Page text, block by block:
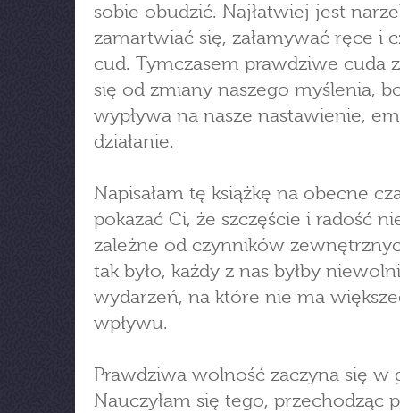
sobie obudzić. Najłatwiej jest
zamartwiać się, załamywać ręce i
cud. Tymczasem prawdziwe cuda
się od zmiany naszego myślenia,
wypływa na nasze nastawienie,
działanie.
Napisałam tę książkę na obecne
pokazać Ci, że szczęście i radość
zależne od czynników
tak było, każdy z nas byłby
wydarzeń, na które nie ma
wpływu.
Prawdziwa wolność zaczyna się w
Nauczyłam się tego, przechodząc